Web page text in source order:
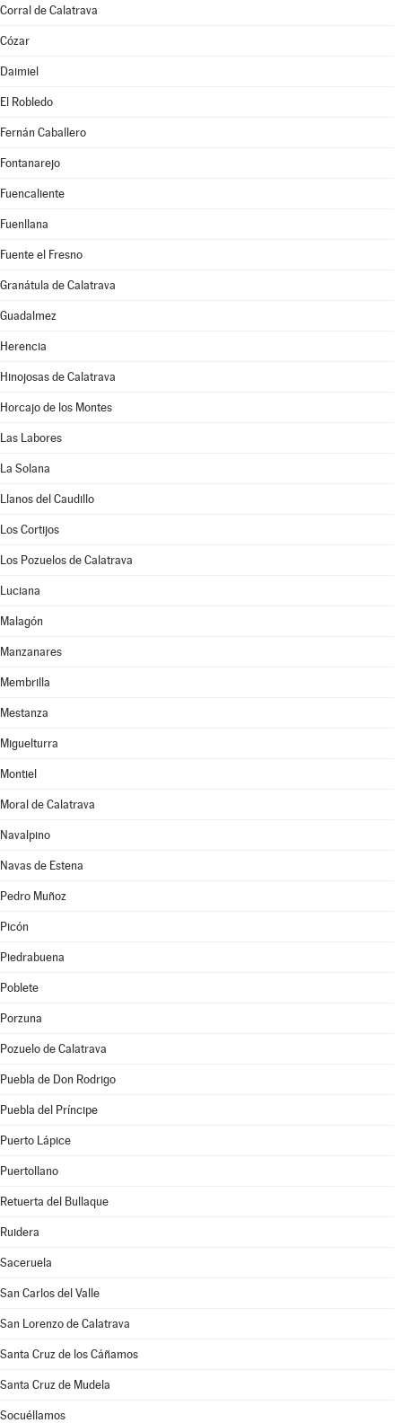
Corral de Calatrava
Cózar
Daimiel
El Robledo
Fernán Caballero
Fontanarejo
Fuencaliente
Fuenllana
Fuente el Fresno
Granátula de Calatrava
Guadalmez
Herencia
Hinojosas de Calatrava
Horcajo de los Montes
Las Labores
La Solana
Llanos del Caudillo
Los Cortijos
Los Pozuelos de Calatrava
Luciana
Malagón
Manzanares
Membrilla
Mestanza
Miguelturra
Montiel
Moral de Calatrava
Navalpino
Navas de Estena
Pedro Muñoz
Picón
Piedrabuena
Poblete
Porzuna
Pozuelo de Calatrava
Puebla de Don Rodrigo
Puebla del Príncipe
Puerto Lápice
Puertollano
Retuerta del Bullaque
Ruidera
Saceruela
San Carlos del Valle
San Lorenzo de Calatrava
Santa Cruz de los Cáñamos
Santa Cruz de Mudela
Socuéllamos